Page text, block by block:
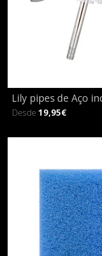
Lily pipes de Aço
Desde 19,95€